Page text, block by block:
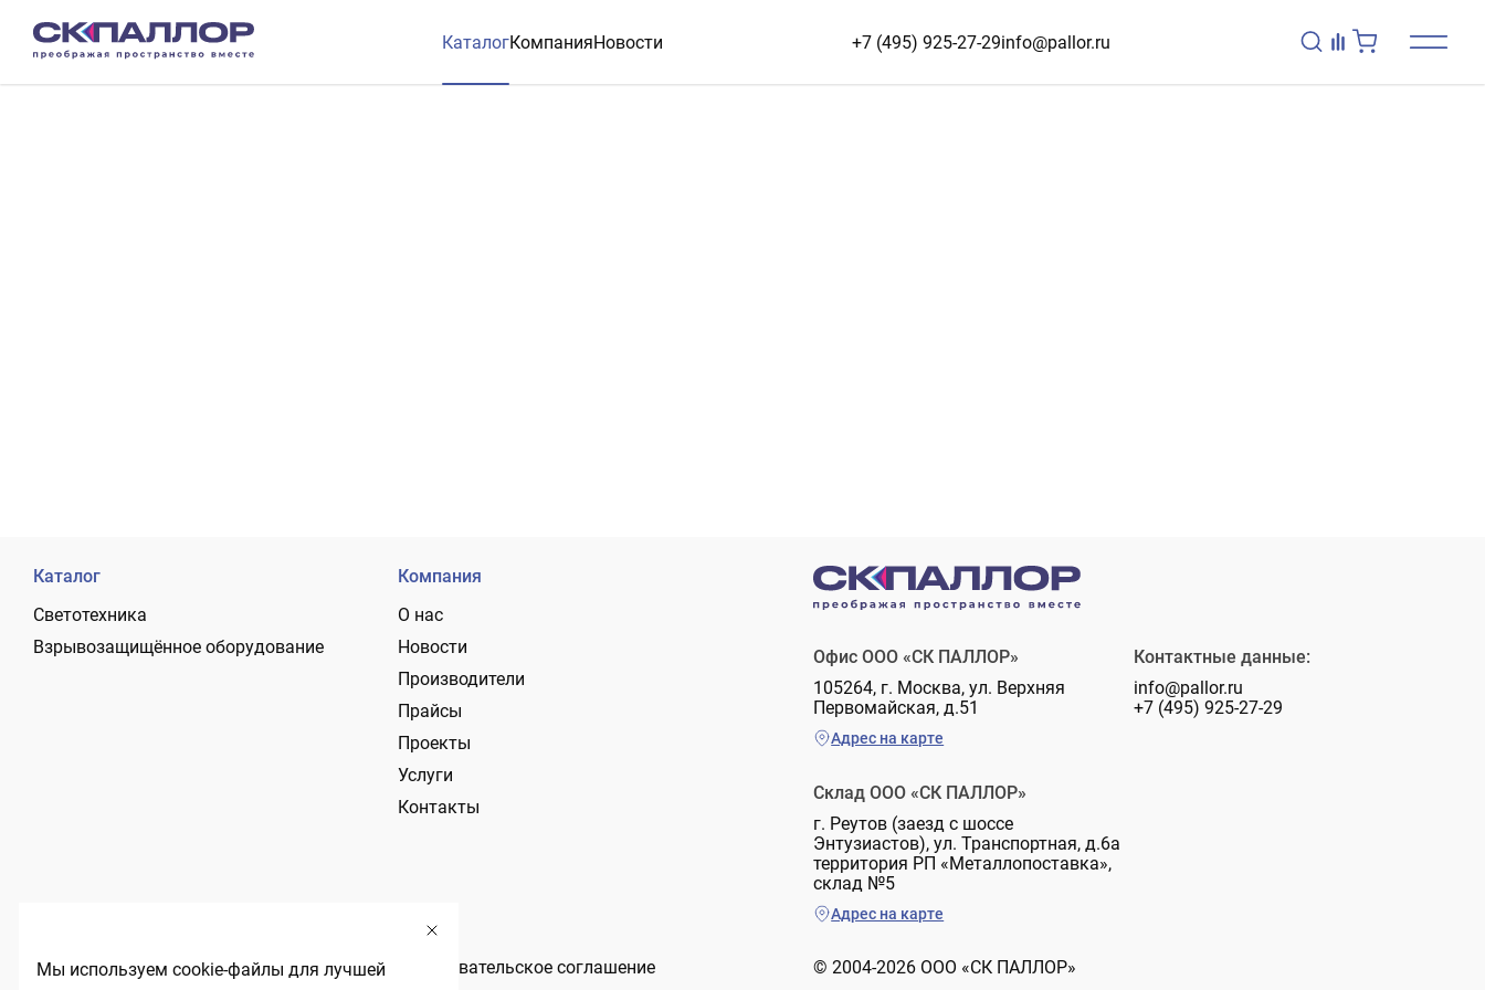
КаталогКомпанияНовости +7 (495) 925-27-29info@pallor.ru
Каталог
Светотехника
Взрывозащищённое оборудование
Политика обработки персональных данных
Компания
О нас
Новости
Производители
Прайсы
Проекты
Услуги
Контакты
Пользовательское соглашение
Офис ООО «СК ПАЛЛОР»
105264, г. Москва, ул. Верхняя
Первомайская, д.51
Адрес на карте
Склад ООО «СК ПАЛЛОР»
г. Реутов (заезд с шоссе
Энтузиастов), ул. Транспортная, д.6а
территория РП «Металлопоставка»,
склад №5
Адрес на карте
Контактные данные:
info@pallor.ru
+7 (495) 925-27-29
© 2004-2026 ООО «СК ПАЛЛОР»
Мы используем cookie-файлы для лучшей